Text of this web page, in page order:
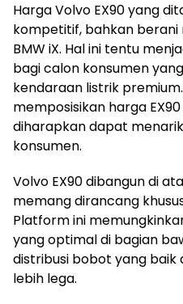
Harga Volvo EX90 yang
kompetitif, bahkan
BMW iX. Hal ini tentu
bagi calon konsumen
kendaraan listrik
memposisikan harga
diharapkan dapat
konsumen.
Volvo EX90 dibangun di
memang dirancang
Platform ini
yang optimal di bagian
distribusi bobot yang baik
lebih lega.